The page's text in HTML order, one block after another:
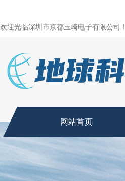
欢迎光临深圳市京都玉崎电子有限公司！
网站首页